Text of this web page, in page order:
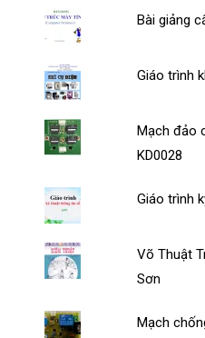
Bài giảng
Giáo trình
Mạch đảo
KD0028
Giáo trình
Võ Thuật
Sơn
Mạch